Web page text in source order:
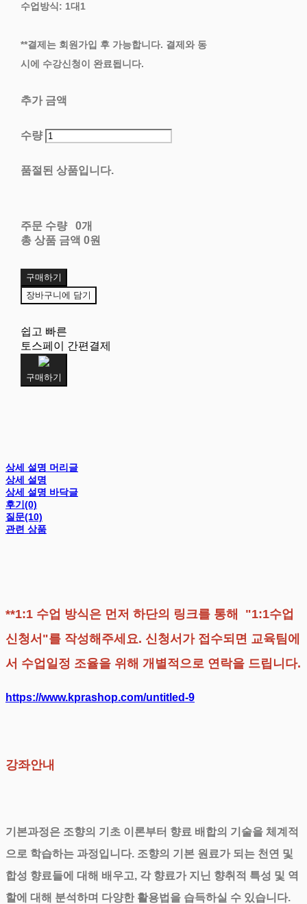
수업방식: 1대1
**결제는 회원가입 후 가능합니다. 결제와 동
시에 수강신청이 완료됩니다.
추가 금액
수량
품절된 상품입니다.
주문 수량
0개
총 상품 금액 0원
구매하기
장바구니에 담기
쉽고 빠른
토스페이 간편결제
구매하기
상세 설명 머리글
상세 설명
상세 설명 바닥글
후기(0)
질문(10)
관련 상품
**1:1 수업 방식은 먼저 하단의 링크를 통해 "1:1수업
신청서"를 작성해주세요. 신청서가 접수되면 교육팀에
서 수업일정 조율을 위해 개별적으로 연락을 드립니다.
https://www.kprashop.com/untitled-9
강좌안내
기본과정은 조향의 기초 이론부터 향료 배합의 기술을 체계적
으로 학습하는 과정입니다. 조향의 기본 원료가 되는 천연 및
합성 향료들에 대해 배우고, 각 향료가 지닌 향취적 특성 및 역
할에 대해 분석하며 다양한 활용법을 습득하실 수 있습니다.